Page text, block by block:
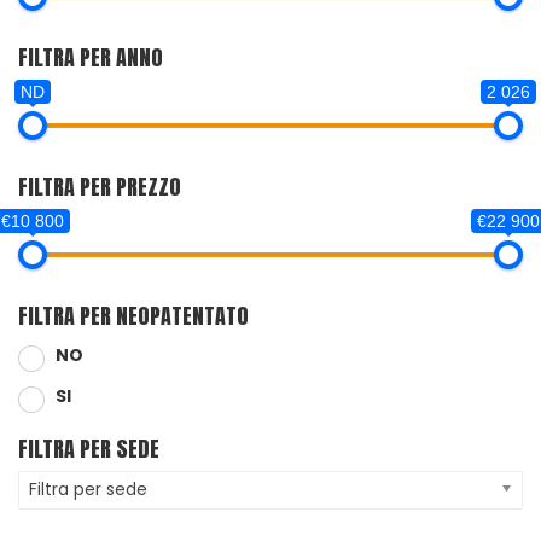
FILTRA PER ANNO
ND 2 026
FILTRA PER PREZZO
€10 800 €22 900
FILTRA PER NEOPATENTATO
NO
SI
FILTRA PER SEDE
Filtra per sede